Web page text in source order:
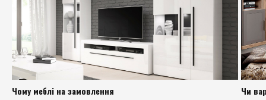
Чому меблі на замовлення
Чи